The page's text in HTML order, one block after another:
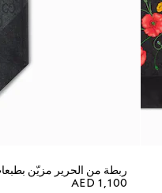
ربطة من الحرير مزيّن
AED 1,100